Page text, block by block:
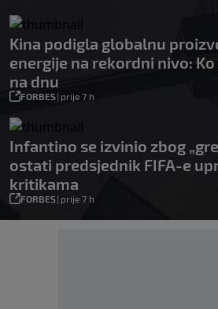
Kina podigla globalnu
energije na rekordni nivo: Ko
na dnu
FORBES| prije 7 h
Infantino se izvinio zbog
ostati predsjednik FIFA-e
kritikama
FORBES| prije 7 h